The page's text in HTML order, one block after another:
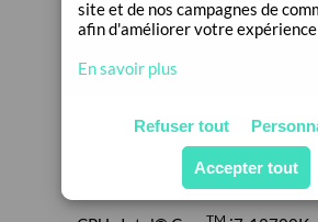
site et de nos campagnes de
afin d'améliorer votre
En savoir plus